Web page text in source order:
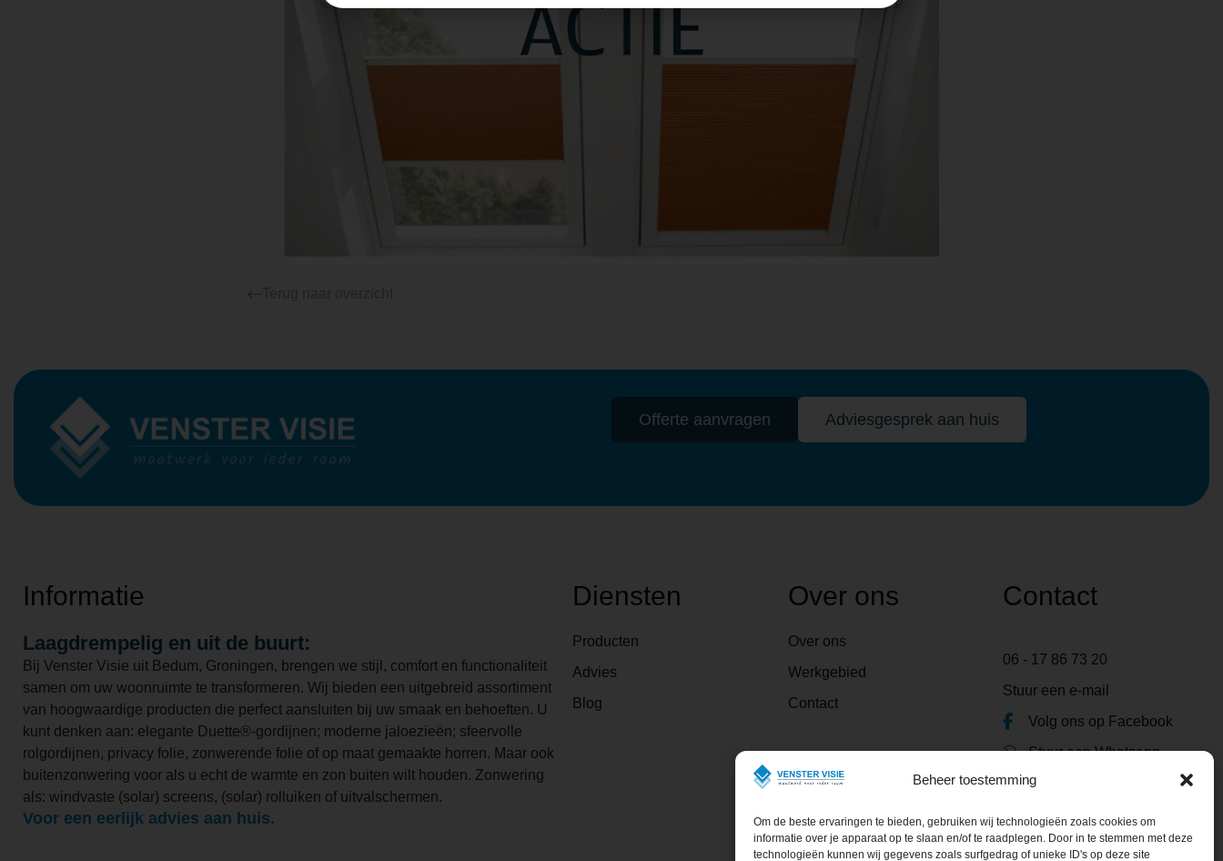
Beheer toestemming
Om de beste ervaringen te bieden, gebruiken wij technologieën zoals cookies om
informatie over je apparaat op te slaan en/of te raadplegen. Door in te stemmen met deze
technologieën kunnen wij gegevens zoals surfgedrag of unieke ID's op deze site
Offerte aanvragen Adviesgesprek aan huis
Informatie
Laagdrempelig en uit de buurt:
Bij Venster Visie uit Bedum, Groningen, brengen we stijl, comfort en functionaliteit
samen om uw woonruimte te transformeren. Wij bieden een uitgebreid assortiment
van hoogwaardige producten die perfect aansluiten bij uw smaak en behoeften. U
kunt denken aan: elegante Duette®-gordijnen; moderne jaloezieën; sfeervolle
rolgordijnen, privacy folie, zonwerende folie of op maat gemaakte horren. Maar ook
buitenzonwering voor als u echt de warmte en zon buiten wilt houden. Zonwering
als: windvaste (solar) screens, (solar) rolluiken of uitvalschermen.
Voor een eerlijk advies aan huis.
Diensten
Producten
Advies
Blog
Over ons
Over ons
Werkgebied
Contact
Contact
06 - 17 86 73 20
Stuur een e-mail
Volg ons op Facebook
Stuur een Whatsapp